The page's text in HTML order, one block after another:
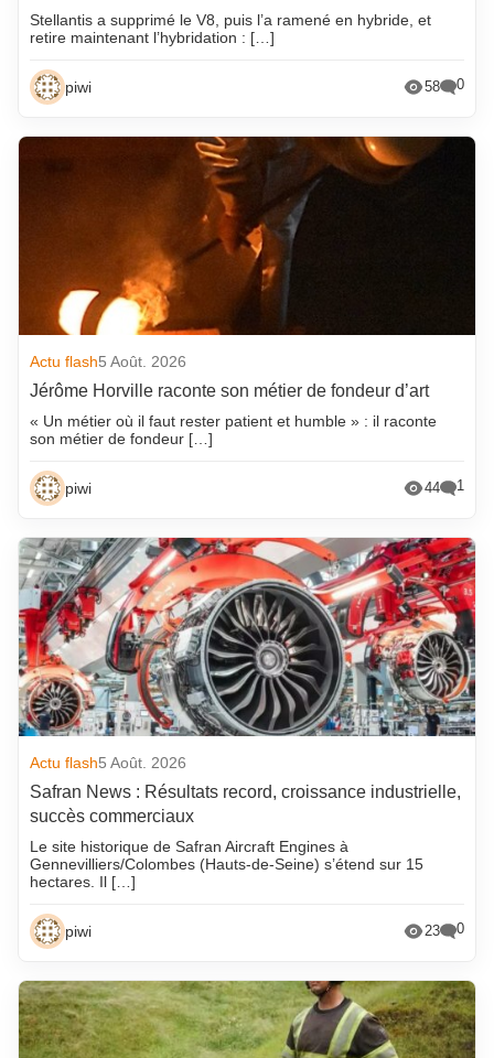
Stellantis a supprimé le V8, puis l’a ramené en hybride, et
retire maintenant l’hybridation : […]
piwi 58 0
Actu flash5 Août. 2026
Jérôme Horville raconte son métier de fondeur d’art
« Un métier où il faut rester patient et humble » : il raconte
son métier de fondeur […]
piwi 44 1
Actu flash5 Août. 2026
Safran News : Résultats record, croissance industrielle,
succès commerciaux
Le site historique de Safran Aircraft Engines à
Gennevilliers/Colombes (Hauts-de-Seine) s’étend sur 15
hectares. Il […]
piwi 23 0